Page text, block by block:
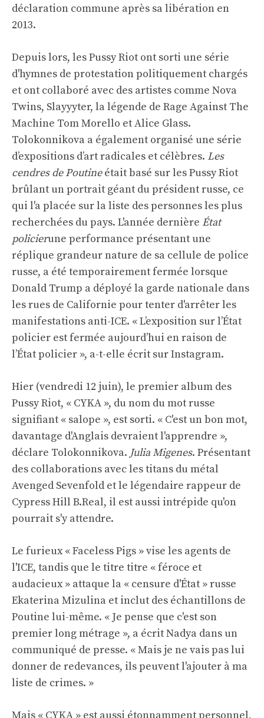
déclaration commune après sa libération en
2013.
Depuis lors, les Pussy Riot ont sorti une série
d'hymnes de protestation politiquement chargés
et ont collaboré avec des artistes comme Nova
Twins, Slayyyter, la légende de Rage Against The
Machine Tom Morello et Alice Glass.
Tolokonnikova a également organisé une série
d’expositions d’art radicales et célèbres. Les
cendres de Poutineétait basé sur les Pussy Riot
brûlant un portrait géant du président russe, ce
qui l'a placée sur la liste des personnes les plus
recherchées du pays. L'année dernière État
policierune performance présentant une
réplique grandeur nature de sa cellule de police
russe, a été temporairement fermée lorsque
Donald Trump a déployé la garde nationale dans
les rues de Californie pour tenter d'arrêter les
manifestations anti-ICE. « L’exposition sur l’État
policier est fermée aujourd’hui en raison de
l’État policier », a-t-elle écrit sur Instagram.
Hier (vendredi 12 juin), le premier album des
Pussy Riot, « CYKA », du nom du mot russe
signifiant « salope », est sorti. « C'est un bon mot,
davantage d'Anglais devraient l'apprendre »,
déclare Tolokonnikova. Julia Migenes. Présentant
des collaborations avec les titans du métal
Avenged Sevenfold et le légendaire rappeur de
Cypress Hill B.Real, il est aussi intrépide qu'on
pourrait s'y attendre.
Le furieux « Faceless Pigs » vise les agents de
l'ICE, tandis que le titre titre « féroce et
audacieux » attaque la « censure d'État » russe
Ekaterina Mizulina et inclut des échantillons de
Poutine lui-même. « Je pense que c'est son
premier long métrage », a écrit Nadya dans un
communiqué de presse. « Mais je ne vais pas lui
donner de redevances, ils peuvent l'ajouter à ma
liste de crimes. »